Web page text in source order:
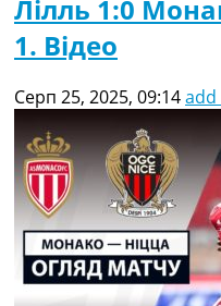
Лілль 1:0
1. Відео
Серп 25, 2025, 09:14